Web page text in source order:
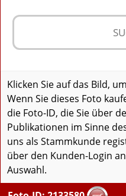
Klicken Sie auf das Bild,
Wenn Sie dieses Foto
die Foto-ID, die Sie über
Publikationen im Sinne
uns als Stammkunde
über den Kunden-Login
Auswahl.